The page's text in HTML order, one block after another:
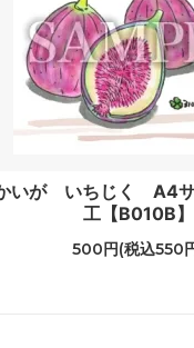
いが いちじく A4サ
工【B010B】
500円(税込550